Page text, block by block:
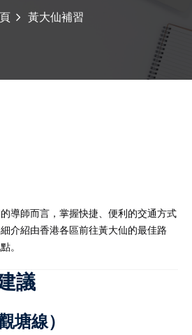
黃大仙補習
導師而言，掌握快捷、便利的交通方式
介紹由香港各區前往黃大仙的最佳路
。
議
塘線）